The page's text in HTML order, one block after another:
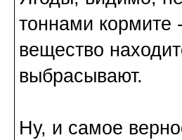
тоннами кормите
вещество
выбрасывают.
Ну, и самое